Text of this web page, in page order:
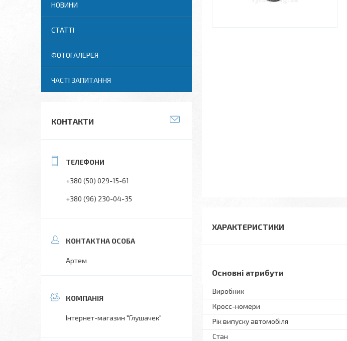
ХАРАКТЕРИСТИКИ
Основні атрибути
Виробник
Кросс-номери
Рік випуску автомобіля
Стан
НОВИНИ
СТАТТІ
ФОТОГАЛЕРЕЯ
ЧАСТІ ЗАПИТАННЯ
КОНТАКТИ
+380 (50) 029-15-61
+380 (96) 230-04-35
Артем
Інтернет-магазин "Глушачек"